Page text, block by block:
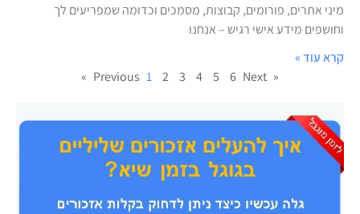
מיני אתרים, פורומים, קבוצות, מסמכים וכדומה שמפריעים לך
וחושפים מידע אישי רגיש – אנחנו
קרא עוד »
« Previous
1 2 3 4 5 6 Next »